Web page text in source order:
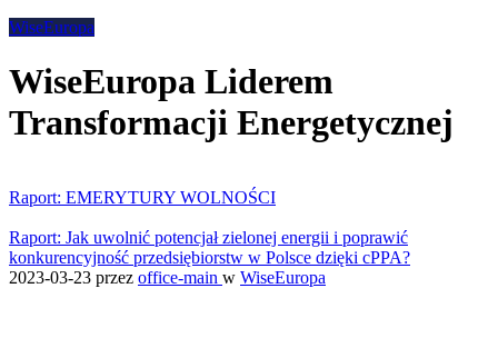
WiseEuropa
WiseEuropa Liderem
Transformacji Energetycznej
Raport: EMERYTURY WOLNOŚCI
Raport: Jak uwolnić potencjał zielonej energii i poprawić
konkurencyjność przedsiębiorstw w Polsce dzięki cPPA?
2023-03-23 przez office-main w WiseEuropa